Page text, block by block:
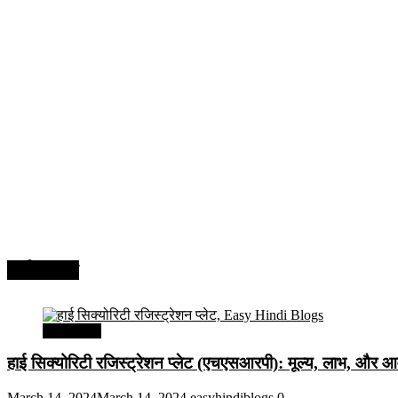
हाई सिक्योरिटी रजिस्ट्रेशन प्लेट (एचएसआरपी): मूल्य, लाभ,